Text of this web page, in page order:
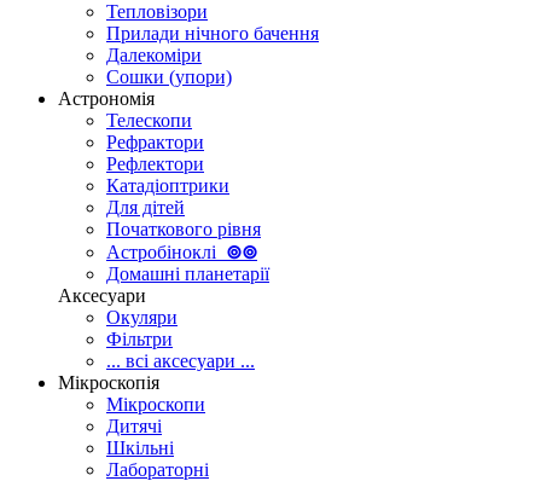
Тепловізори
Прилади нічного бачення
Далекоміри
Сошки (упори)
Астрономія
Телескопи
Рефрактори
Рефлектори
Катадіоптрики
Для дітей
Початкового рівня
Астробіноклі ⊚⊚
Домашні планетарії
Аксесуари
Окуляри
Фільтри
... всі аксесуари ...
Мікроскопія
Мікроскопи
Дитячі
Шкільні
Лабораторні